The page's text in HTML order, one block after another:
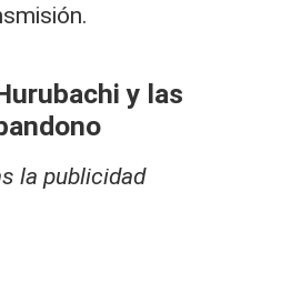
y las
la publicidad